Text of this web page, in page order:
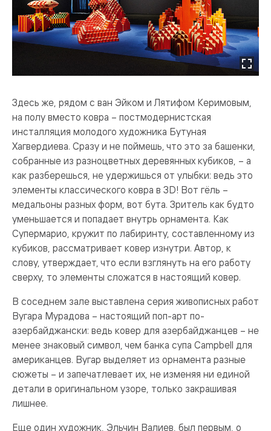
Здесь же, рядом с ван Эйком и Лятифом Керимовым,
на полу вместо ковра – постмодернистская
инсталляция молодого художника Бутуная
Хагвердиева. Сразу и не поймешь, что это за башенки,
собранные из разноцветных деревянных кубиков, – а
как разберешься, не удержишься от улыбки: ведь это
элементы классического ковра в 3D! Вот гёль –
медальоны разных форм, вот бута. Зритель как будто
уменьшается и попадает внутрь орнамента. Как
Супермарио, кружит по лабиринту, составленному из
кубиков, рассматривает ковер изнутри. Автор, к
слову, утверждает, что если взглянуть на его работу
сверху, то элементы сложатся в настоящий ковер.
В соседнем зале выставлена серия живописных работ
Вугара Мурадова – настоящий поп-арт по-
азербайджански: ведь ковер для азербайджанцев – не
менее знаковый символ, чем банка супа Campbell для
американцев. Вугар выделяет из орнамента разные
сюжеты – и запечатлевает их, не изменяя ни единой
детали в оригинальном узоре, только закрашивая
лишнее.
Еще один художник, Эльчин Валиев, был первым, о